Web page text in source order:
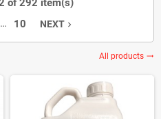
of 292 item(s)
… 10 NEXTnavigate_next
All products trending_flat